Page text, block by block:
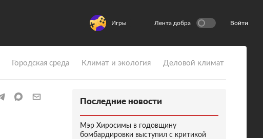
Игры Лента добра Войти
Городская среда Климат и экология Деловой климат
Последние новости
Мэр Хиросимы в годовщину
бомбардировки выступил с критикой